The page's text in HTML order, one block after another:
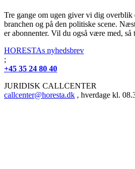
Tre gange om ugen giver vi dig overblik
branchen og på den politiske scene.
er abonnenter. Vil du også være med, så
HORESTAs nyhedsbrev
;
+45 35 24 80 40
JURIDISK CALLCENTER
callcenter@horesta.dk , hverdage kl.